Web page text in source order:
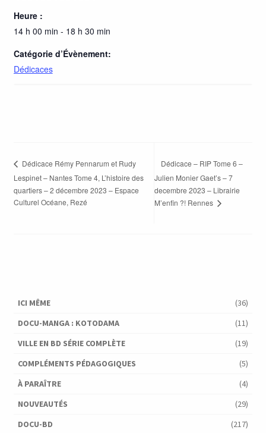
Heure :
14 h 00 min - 18 h 30 min
Catégorie d’Évènement:
Dédicaces
Dédicace Rémy Pennarum et Rudy
Lespinet – Nantes Tome 4, L’histoire des
quartiers – 2 décembre 2023 – Espace
Culturel Océane, Rezé
Dédicace – RIP Tome 6 –
Julien Monier Gaet’s – 7
decembre 2023 – Librairie
M’enfin ?! Rennes
ICI MÊME
(36)
DOCU-MANGA : KOTODAMA
(11)
VILLE EN BD SÉRIE COMPLÈTE
(19)
COMPLÉMENTS PÉDAGOGIQUES
(5)
À PARAÎTRE
(4)
NOUVEAUTÉS
(29)
DOCU-BD
(217)